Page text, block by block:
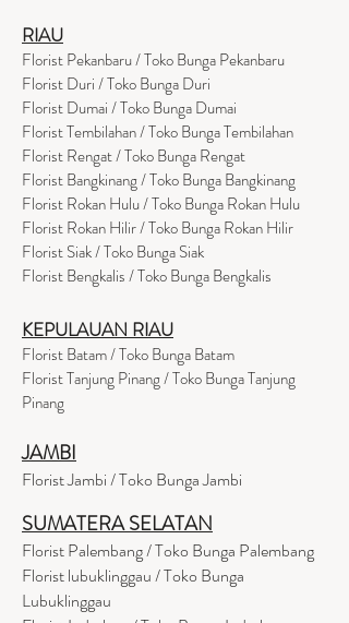
RIAU
Florist Pekanbaru / Toko Bunga Pekanbaru
Florist Duri / Toko Bunga Duri
Florist Dumai / Toko Bunga Dumai
Florist Tembilahan / Toko Bunga Tembilahan
Florist Rengat / Toko Bunga Rengat
Florist Bangkinang / Toko Bunga Bangkinang
Florist Rokan Hulu / Toko Bunga Rokan Hulu
Florist Rokan Hilir / Toko Bunga Rokan Hilir
Florist Siak / Toko Bunga Siak
Florist Bengkalis / Toko Bunga Bengkalis
KEPULAUAN RIAU
Florist Batam / Toko Bunga Batam
Florist Tanjung Pinang / Toko Bunga Tanjung
Pinang
JAMBI
Florist Jambi / Toko Bunga Jambi
SUMATERA SELATAN
Florist Palembang / Toko Bunga Palembang
Florist lubuklinggau / Toko Bunga
Lubuklinggau